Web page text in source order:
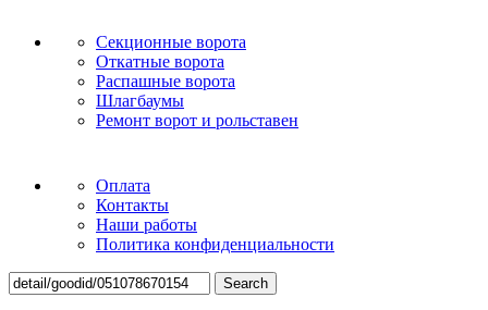
Секционные ворота
Откатные ворота
Распашные ворота
Шлагбаумы
Ремонт ворот и рольставен
Оплата
Контакты
Наши работы
Политика конфиденциальности
Search